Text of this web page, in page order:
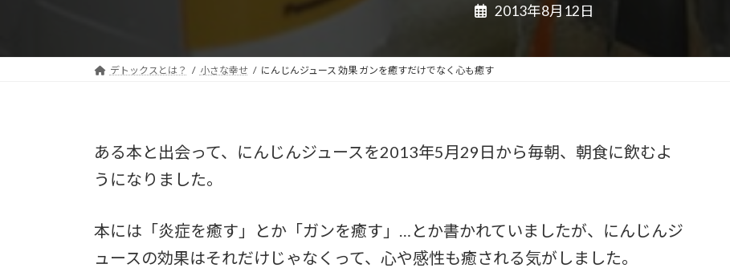
2013年8月12日
デトックスとは？ 小さな幸せ にんじんジュース 効果 ガンを癒すだけでなく心も癒す
ある本と出会って、にんじんジュースを2013年5月29日から毎朝、朝食に飲むよ
うになりました。
本には「炎症を癒す」とか「ガンを癒す」…とか書かれていましたが、にんじんジ
ュースの効果はそれだけじゃなくって、心や感性も癒される気がしました。